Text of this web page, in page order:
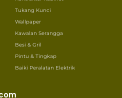
Tukang Kunci
Wallpaper
Kawalan Serangga
Besi & Gril
Pintu & Tingkap
Baiki Peralatan Elektrik